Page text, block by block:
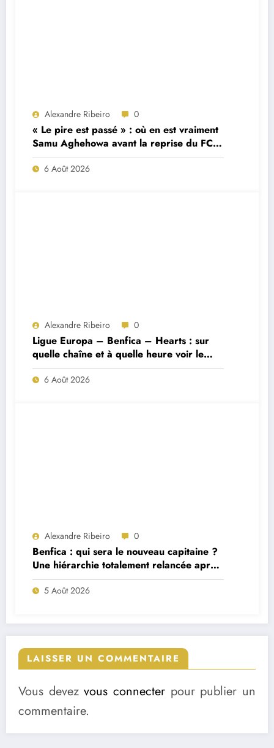
Alexandre Ribeiro 0
« Le pire est passé » : où en est vraiment
Samu Aghehowa avant la reprise du FC
Porto ?
6 Août 2026
Alexandre Ribeiro 0
Ligue Europa – Benfica – Hearts : sur
quelle chaîne et à quelle heure voir le
match ?
6 Août 2026
Alexandre Ribeiro 0
Benfica : qui sera le nouveau capitaine ?
Une hiérarchie totalement relancée après
deux départs majeurs
5 Août 2026
LAISSER UN COMMENTAIRE
Vous devezvous connecter pour publier un
commentaire.